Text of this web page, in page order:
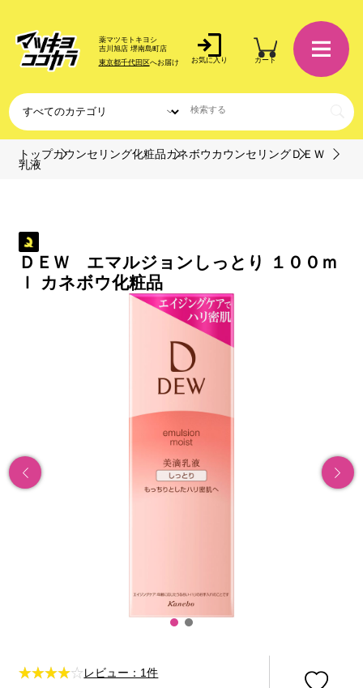
薬マツモトキヨシ
吉川旭店 堺南島町店
東京都千代田区へお届け お気に入り カート
トップカウンセリング化粧品カネボウカウンセリングＤＥＷ
乳液
ＤＥＷ エマルジョンしっとり １００ｍ
ｌ カネボウ化粧品
レビュー：1件